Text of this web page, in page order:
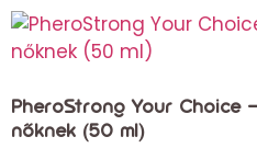
PheroStrong Your Choice
nőknek (50 ml)